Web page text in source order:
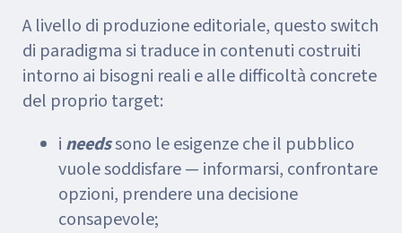
A livello di produzione editoriale, questo switch
di paradigma si traduce in contenuti costruiti
intorno ai bisogni reali e alle difficoltà concrete
del proprio target:
i needssono le esigenze che il pubblico
vuole soddisfare — informarsi, confrontare
opzioni, prendere una decisione
consapevole;